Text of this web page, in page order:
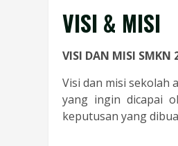
VISI & MISI
VISI DAN MISI SMKN
Visi dan misi sekolah
yang ingin dicapai
keputusan yang